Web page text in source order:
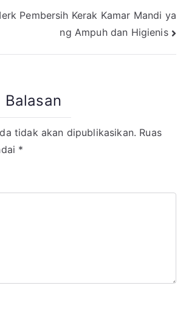
Pembersih Kerak Kamar Mandi ya
ng Ampuh dan Higienis
Balasan
tidak akan dipublikasikan. Ruas
*